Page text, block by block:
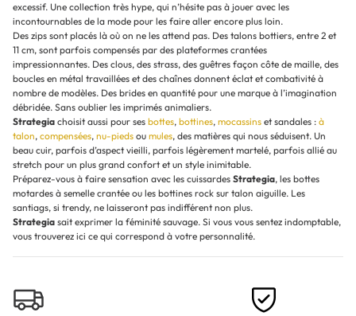
excessif. Une collection très hype, qui n’hésite pas à jouer avec les
incontournables de la mode pour les faire aller encore plus loin.
Des zips sont placés là où on ne les attend pas. Des talons bottiers, entre 2 et
11 cm, sont parfois compensés par des plateformes crantées
impressionnantes. Des clous, des strass, des guêtres façon côte de maille, des
boucles en métal travaillées et des chaînes donnent éclat et combativité à
nombre de modèles. Des brides en quantité pour une marque à l’imagination
débridée. Sans oublier les imprimés animaliers.
Strategia choisit aussi pour ses bottes, bottines, mocassins et sandales : à
talon, compensées, nu-pieds ou mules, des matières qui nous séduisent. Un
beau cuir, parfois d’aspect vieilli, parfois légèrement martelé, parfois allié au
stretch pour un plus grand confort et un style inimitable.
Préparez-vous à faire sensation avec les cuissardes Strategia, les bottes
motardes à semelle crantée ou les bottines rock sur talon aiguille. Les
santiags, si trendy, ne laisseront pas indifférent non plus.
Strategia sait exprimer la féminité sauvage. Si vous vous sentez indomptable,
vous trouverez ici ce qui correspond à votre personnalité.